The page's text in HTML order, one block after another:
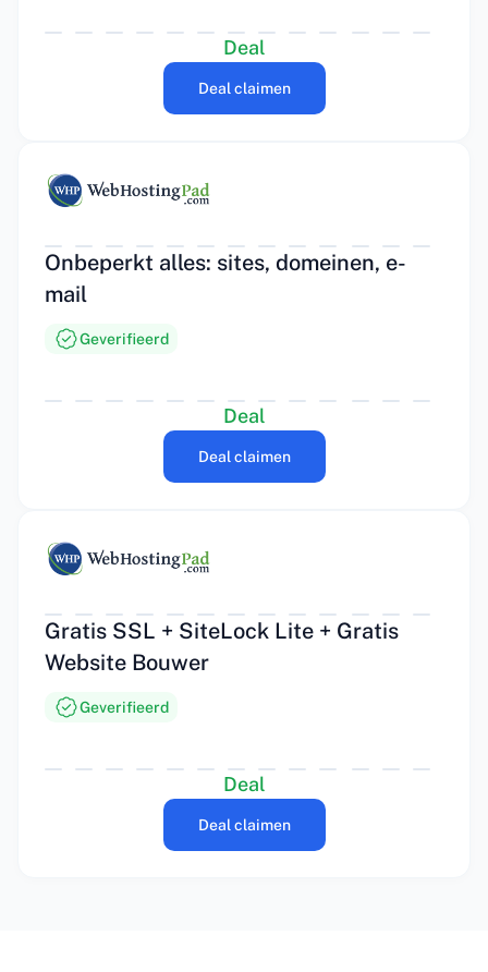
Deal
Deal claimen
Onbeperkt alles: sites, domeinen, e-
mail
Geverifieerd
Deal
Deal claimen
Gratis SSL + SiteLock Lite + Gratis
Website Bouwer
Geverifieerd
Deal
Deal claimen